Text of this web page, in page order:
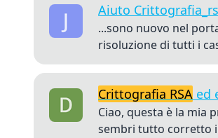
Aiuto
...sono nuovo nel
risoluzione di tutti i
Crittografia RSA ed
Ciao, questa è la mia
sembri tutto corretto